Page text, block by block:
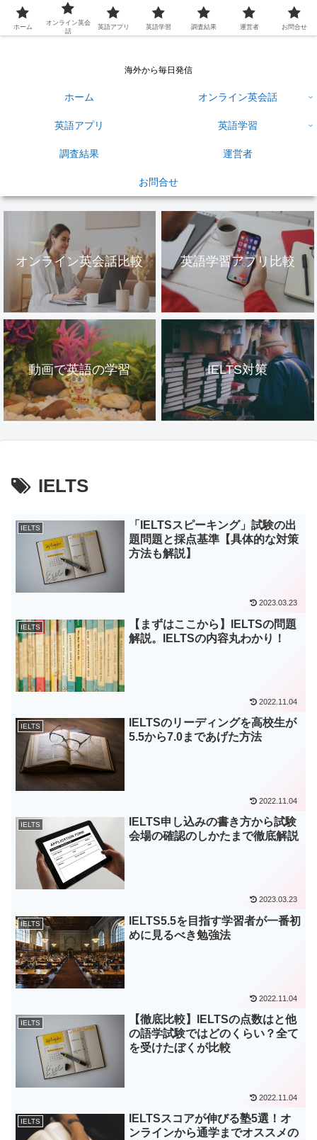
英語学習ひろば
海外から毎日発信
ホーム オンライン英会話
英語アプリ 英語学習
調査結果 運営者
お問合せ
オンライン英会話比較 英語学習アプリ比較
動画で英語の学習 IELTS対策
IELTS
IELTS
「IELTSスピーキング」試験の出
題問題と採点基準【具体的な対策
方法も解説】
2023.03.23
IELTS
【まずはここから】IELTSの問題
解説。IELTSの内容丸わかり！
2022.11.04
IELTS
IELTSのリーディングを高校生が
5.5から7.0まであげた方法
2022.11.04
IELTS
IELTS申し込みの書き方から試験
会場の確認のしかたまで徹底解説
2023.03.23
IELTS
IELTS5.5を目指す学習者が一番初
めに見るべき勉強法
2022.11.04
IELTS
【徹底比較】IELTSの点数はと他
の語学試験ではどのくらい？全て
を受けたぼくが比較
2022.11.04
IELTS
IELTSスコアが伸びる塾5選！オ
ンラインから通学までオススメの
ホーム
オンライン英会
話
英語アプリ 英語学習 調査結果 運営者 お問合せ